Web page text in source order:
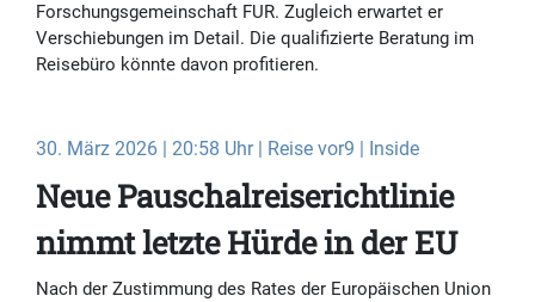
Forschungsgemeinschaft FUR. Zugleich erwartet er
Verschiebungen im Detail. Die qualifizierte Beratung im
Reisebüro könnte davon profitieren.
30. März 2026 | 20:58 Uhr | Reise vor9 | Inside
Neue Pauschalreiserichtlinie
nimmt letzte Hürde in der EU
Nach der Zustimmung des Rates der Europäischen Union